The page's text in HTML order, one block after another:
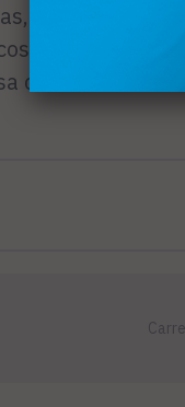
no Centro,
para motivar
com